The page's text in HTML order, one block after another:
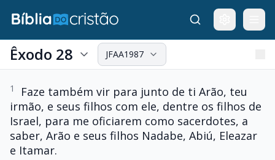
Êxodo 28 JFAA1987
1
Faze também vir para junto de ti Arão, teu
irmão, e seus filhos com ele, dentre os filhos de
Israel, para me oficiarem como sacerdotes, a
saber, Arão e seus filhos Nadabe, Abiú, Eleazar
e Itamar.